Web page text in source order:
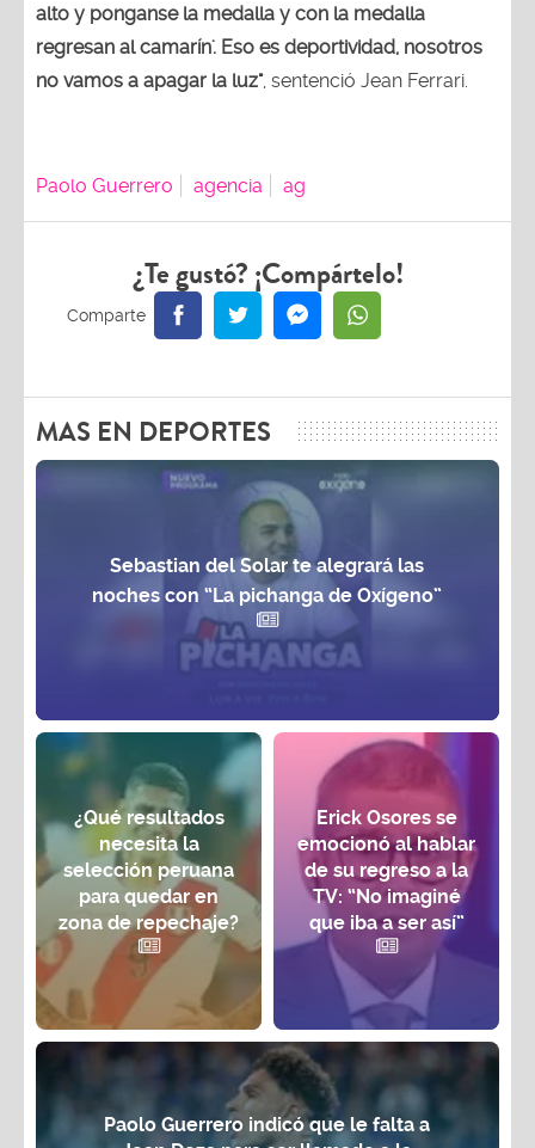
alto y ponganse la medalla y con la medalla
regresan al camarín'. Eso es deportividad, nosotros
no vamos a apagar la luz", sentenció Jean Ferrari.
Paolo Guerrero agencia ag
¿Te gustó? ¡Compártelo!
MAS EN DEPORTES
Sebastian del Solar te alegrará las
noches con “La pichanga de Oxígeno”
¿Qué resultados
necesita la
selección peruana
para quedar en
zona de repechaje?
Erick Osores se
emocionó al hablar
de su regreso a la
TV: “No imaginé
que iba a ser así”
Paolo Guerrero indicó que le falta a